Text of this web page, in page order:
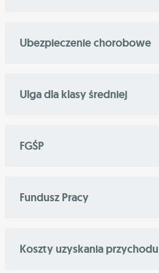
Ubezpieczenie chorobowe
Ulga dla klasy średniej
FGŚP
Fundusz Pracy
Koszty uzyskania przychodu